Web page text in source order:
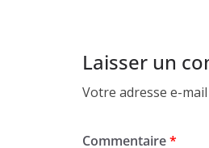
Laisser un
Votre adresse e-
Commentaire*